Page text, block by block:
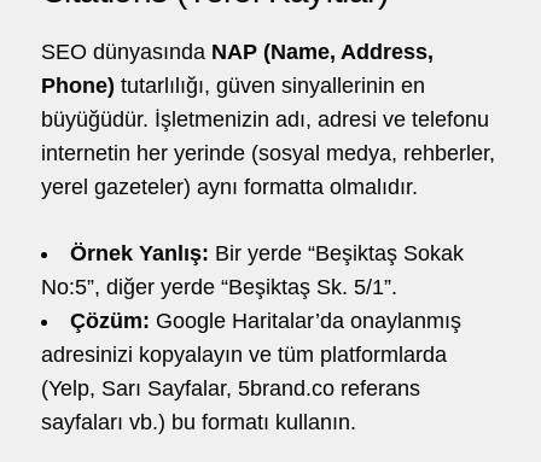
SEO dünyasında NAP (Name, Address,
Phone) tutarlılığı, güven sinyallerinin en
büyüğüdür. İşletmenizin adı, adresi ve telefonu
internetin her yerinde (sosyal medya, rehberler,
yerel gazeteler) aynı formatta olmalıdır.
Örnek Yanlış: Bir yerde “Beşiktaş Sokak
No:5”, diğer yerde “Beşiktaş Sk. 5/1”.
Çözüm: Google Haritalar’da onaylanmış
adresinizi kopyalayın ve tüm platformlarda
(Yelp, Sarı Sayfalar, 5brand.co referans
sayfaları vb.) bu formatı kullanın.